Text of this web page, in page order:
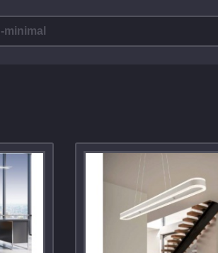
minimal